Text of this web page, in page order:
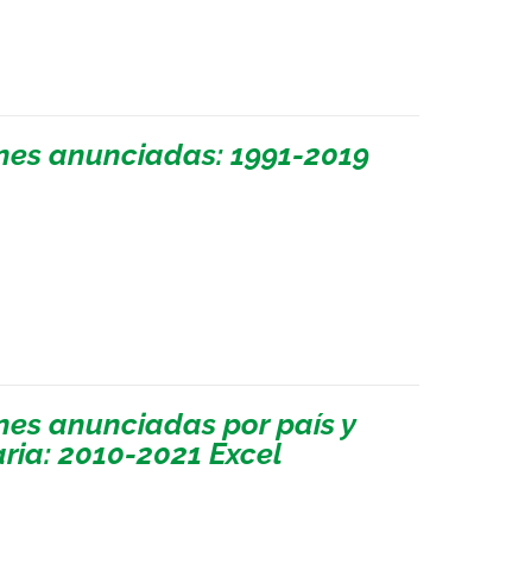
anunciadas: 1991-2019
anunciadas por país y
2010-2021 Excel